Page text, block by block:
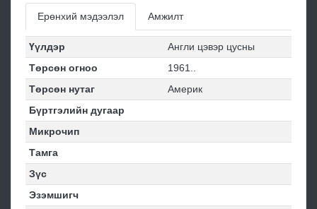
Ерөнхий мэдээлэл Амжилт
Үүлдэр
Англи цэвэр цусны
Төрсөн огноо
1961..
Төрсөн нутаг
Америк
Бүртгэлийн дугаар
Микрочип
Тамга
Зүс
Эзэмшигч